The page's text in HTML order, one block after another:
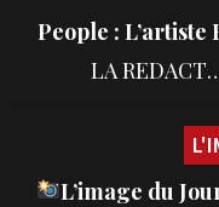
People :
LA
L’image du